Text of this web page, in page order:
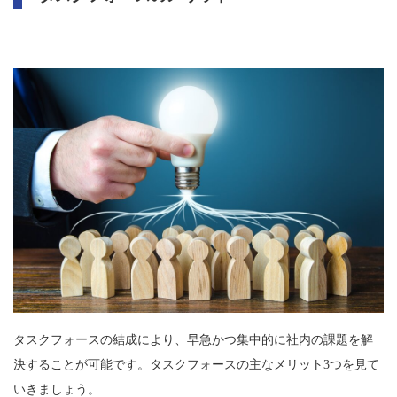
タスクフォースの結成により、早急かつ集中的に社内の課題を解
決することが可能です。タスクフォースの主なメリット3つを見て
いきましょう。